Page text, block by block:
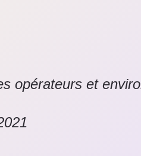
opérateurs et